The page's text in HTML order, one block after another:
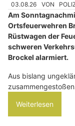
03.08.26 VON
Am
Ortsfeuerwehren
Rüstwagen der
schweren
Brockel alarmiert.
Aus bislang
Weiterlesen